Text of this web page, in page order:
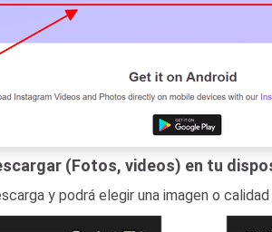
(Fotos, videos) en tu
y podrá elegir una imagen o